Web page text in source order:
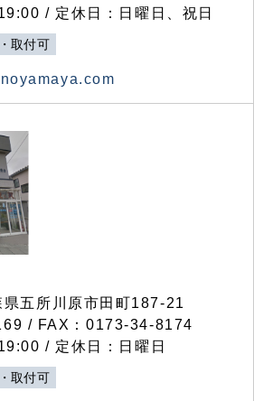
/ 定休日：日曜日、祝日
取付可
五所川原市田町187-21
/ FAX：0173-34-8174
/ 定休日：日曜日
取付可